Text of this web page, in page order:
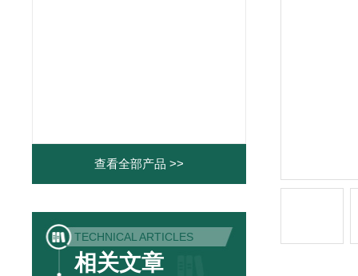
查看全部产品 >>
TECHNICAL ARTICLES
相关文章